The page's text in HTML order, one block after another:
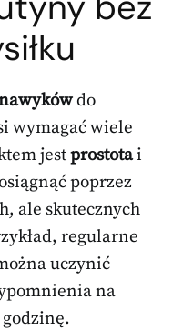
do
wymagać wiele
jestprostotai
poprzez
ale skutecznych
regularne
uczynić
na